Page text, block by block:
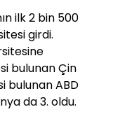
ilk 2 bin 500
girdi.
bulunan Çin
bulunan ABD
da 3. oldu.